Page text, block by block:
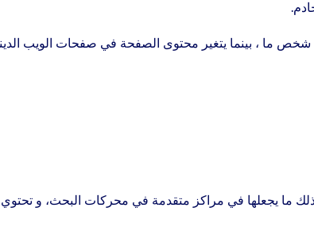
ما ، بينما يتغير محتوى الصفحة في صفحات الويب
ما يجعلها في مراكز متقدمة في محركات البحث، و